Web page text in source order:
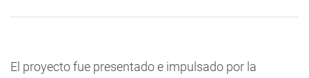
El proyecto fue presentado e impulsado por la